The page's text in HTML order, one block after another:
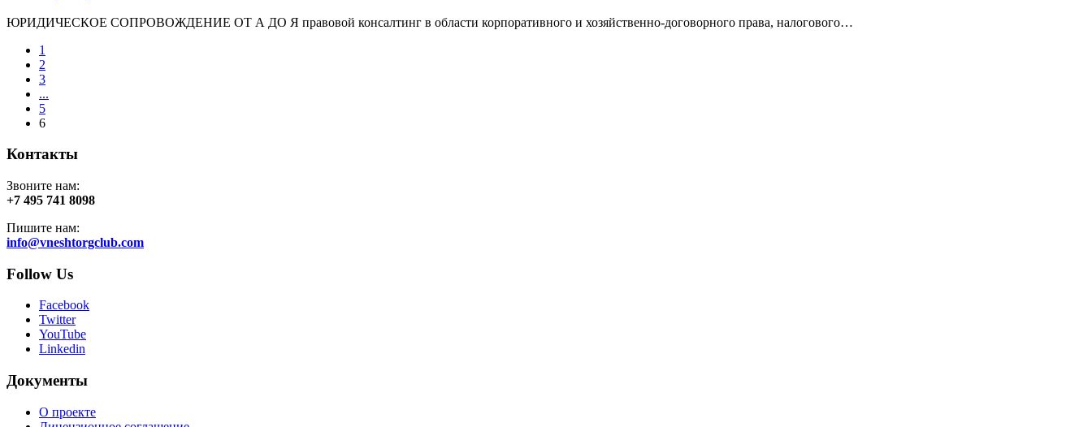
ЮРИДИЧЕСКОЕ СОПРОВОЖДЕНИЕ ОТ А ДО Я правовой консалтинг в области корпоративного и хозяйственно-договорного права, налогового…
1
2
3
...
5
6
Контакты
Звоните нам:
+7 495 741 8098
Пишите нам:
info@vneshtorgclub.com
Follow Us
Facebook
Twitter
YouTube
Linkedin
Документы
О проекте